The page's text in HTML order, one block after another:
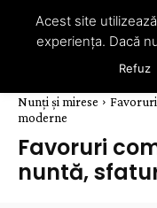
Nunți și mirese
moderne
Favoruri
nuntă,
Acest site
experiența. Dacă
Refuz